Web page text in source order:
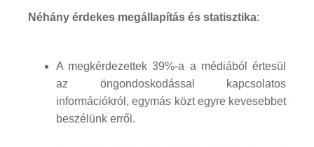
Néhány érdekes megállapítás és statisztika:
A megkérdezettek 39%-a a médiából értesül
az öngondoskodással kapcsolatos
információkról, egymás közt egyre kevesebbet
beszélünk erről.